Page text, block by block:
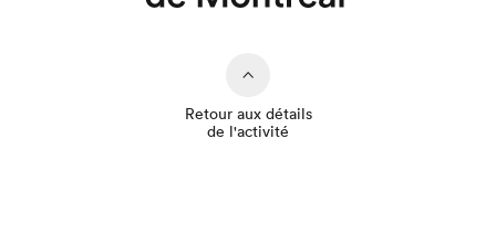
Retour aux détails
de l'activité